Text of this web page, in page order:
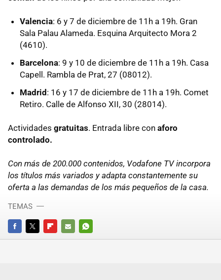
Valencia: 6 y 7 de diciembre de 11h a 19h. Gran
Sala Palau Alameda. Esquina Arquitecto Mora 2
(4610).
Barcelona: 9 y 10 de diciembre de 11h a 19h. Casa
Capell. Rambla de Prat, 27 (08012).
Madrid: 16 y 17 de diciembre de 11h a 19h. Comet
Retiro. Calle de Alfonso XII, 30 (28014).
Actividades gratuitas. Entrada libre con aforo
controlado.
Con más de 200.000 contenidos, Vodafone TV incorpora
los títulos más variados y adapta constantemente su
oferta a las demandas de los más pequeños de la casa.
FACEBOOKTWITTERFLIPBOARD
E-
WHATSAPP
TEMAS